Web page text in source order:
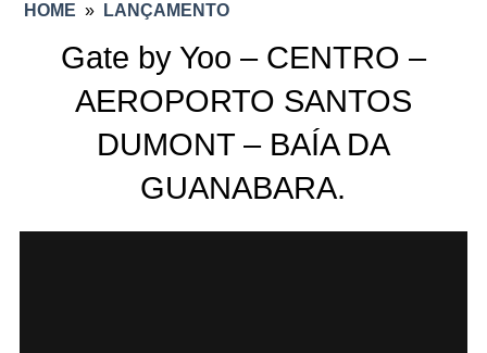
HOME » LANÇAMENTO
Gate by Yoo – CENTRO –
AEROPORTO SANTOS
DUMONT – BAÍA DA
GUANABARA.